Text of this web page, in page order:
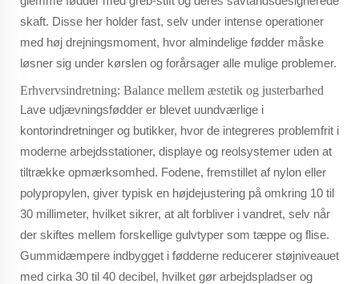
skaft. Disse her holder fast, selv under intense operationer
med høj drejningsmoment, hvor almindelige fødder måske
løsner sig under kørslen og forårsager alle mulige problemer.
Erhvervsindretning: Balance mellem æstetik og justerbarhed
Lave udjævningsfødder er blevet uundværlige i
kontorindretninger og butikker, hvor de integreres problemfrit i
moderne arbejdsstationer, displaye og reolsystemer uden at
tiltrække opmærksomhed. Fodene, fremstillet af nylon eller
polypropylen, giver typisk en højdejustering på omkring 10 til
30 millimeter, hvilket sikrer, at alt forbliver i vandret, selv når
der skiftes mellem forskellige gulvtyper som tæppe og flise.
Gummidæmpere indbygget i fødderne reducerer støjniveauet
med cirka 30 til 40 decibel, hvilket gør arbejdspladser og